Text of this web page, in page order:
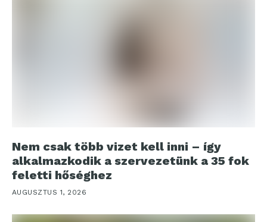
Nem csak több vizet kell inni – így
alkalmazkodik a szervezetünk a 35 fok
feletti hőséghez
AUGUSZTUS 1, 2026